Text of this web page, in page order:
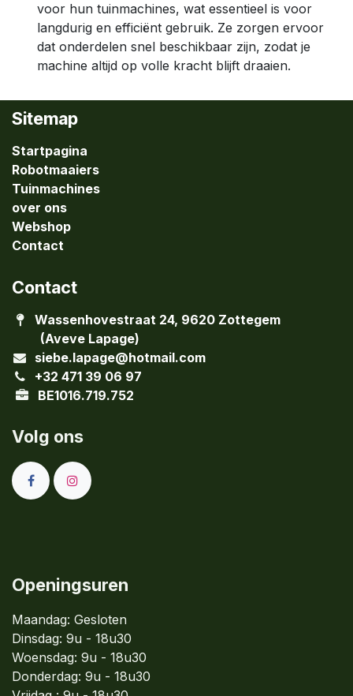
voor hun tuinmachines, wat essentieel is voor
langdurig en efficiënt gebruik. Ze zorgen ervoor
dat onderdelen snel beschikbaar zijn, zodat je
machine altijd op volle kracht blijft draaien.
Sitemap
Startpagina
Robotmaaiers
Tuinmachines
over ons
Webshop
Contact
Contact
Wassenhovestraat 24, 9620 Zottegem
(Aveve Lapage)
siebe.lapage@hotmail.com
+32 471 39 06 97
BE1016.719.752
Volg ons
Openingsuren
Maandag: Gesloten
Dinsdag: 9u - 18u30
Woensdag: 9u - 18u30
Donderdag: 9u - 18u30